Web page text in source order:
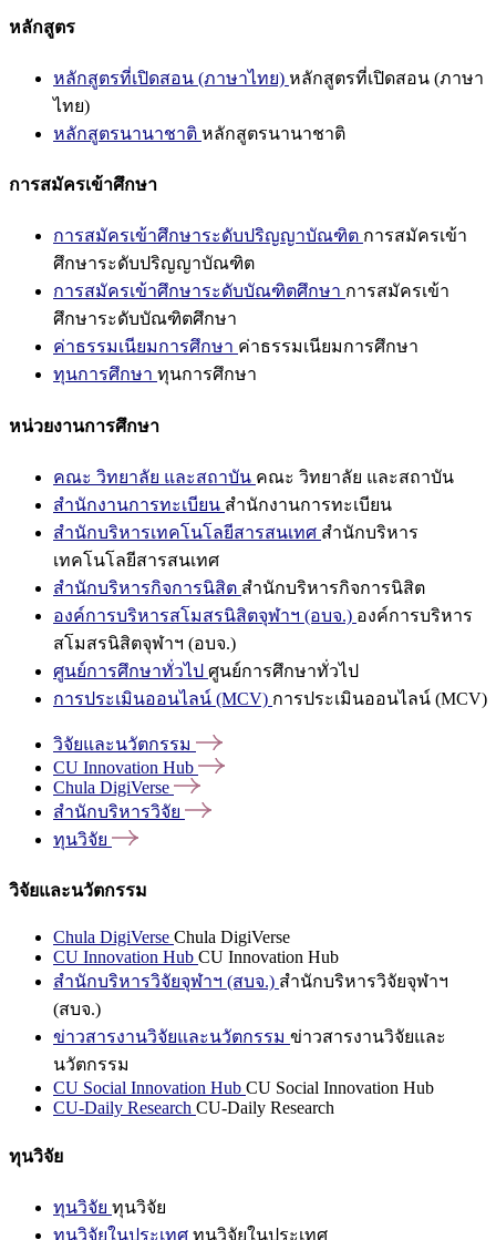
หลักสูตร
หลักสูตรที่เปิดสอน (ภาษาไทย) หลักสูตรที่เปิดสอน (ภาษา
ไทย)
หลักสูตรนานาชาติ หลักสูตรนานาชาติ
การสมัครเข้าศึกษา
การสมัครเข้าศึกษาระดับปริญญาบัณฑิต การสมัครเข้า
ศึกษาระดับปริญญาบัณฑิต
การสมัครเข้าศึกษาระดับบัณฑิตศึกษา การสมัครเข้า
ศึกษาระดับบัณฑิตศึกษา
ค่าธรรมเนียมการศึกษา ค่าธรรมเนียมการศึกษา
ทุนการศึกษา ทุนการศึกษา
หน่วยงานการศึกษา
คณะ วิทยาลัย และสถาบัน คณะ วิทยาลัย และสถาบัน
สำนักงานการทะเบียน สำนักงานการทะเบียน
สำนักบริหารเทคโนโลยีสารสนเทศ สำนักบริหาร
เทคโนโลยีสารสนเทศ
สำนักบริหารกิจการนิสิต สำนักบริหารกิจการนิสิต
องค์การบริหารสโมสรนิสิตจุฬาฯ (อบจ.) องค์การบริหาร
สโมสรนิสิตจุฬาฯ (อบจ.)
ศูนย์การศึกษาทั่วไป ศูนย์การศึกษาทั่วไป
การประเมินออนไลน์ (MCV) การประเมินออนไลน์ (MCV)
วิจัยและนวัตกรรม
CU Innovation Hub
Chula DigiVerse
สำนักบริหารวิจัย
ทุนวิจัย
วิจัยและนวัตกรรม
Chula DigiVerse Chula DigiVerse
CU Innovation Hub CU Innovation Hub
สำนักบริหารวิจัยจุฬาฯ (สบจ.) สำนักบริหารวิจัยจุฬาฯ
(สบจ.)
ข่าวสารงานวิจัยและนวัตกรรม ข่าวสารงานวิจัยและ
นวัตกรรม
CU Social Innovation Hub CU Social Innovation Hub
CU-Daily Research CU-Daily Research
ทุนวิจัย
ทุนวิจัย ทุนวิจัย
ทุนวิจัยในประเทศ ทุนวิจัยในประเทศ